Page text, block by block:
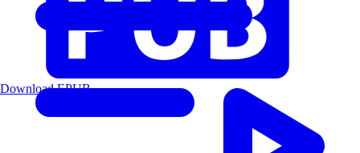
Download EPUB